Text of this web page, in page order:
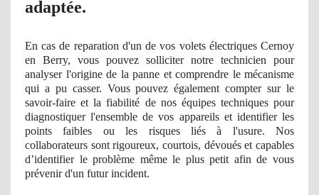
adaptée.
En cas de reparation d'un de vos volets électriques Cernoy
en Berry, vous pouvez solliciter notre technicien pour
analyser l'origine de la panne et comprendre le mécanisme
qui a pu casser. Vous pouvez également compter sur le
savoir-faire et la fiabilité de nos équipes techniques pour
diagnostiquer l'ensemble de vos appareils et identifier les
points faibles ou les risques liés à l'usure. Nos
collaborateurs sont rigoureux, courtois, dévoués et capables
d’identifier le problème même le plus petit afin de vous
prévenir d'un futurincident.